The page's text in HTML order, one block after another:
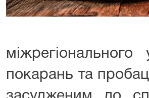
покарань та